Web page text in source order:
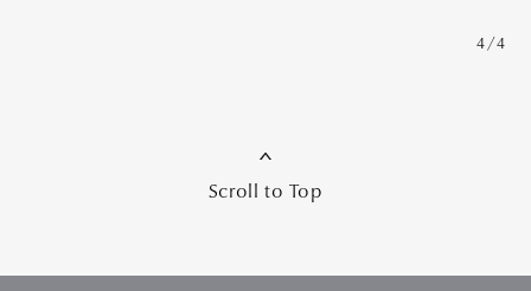
4/4
Scroll to Top